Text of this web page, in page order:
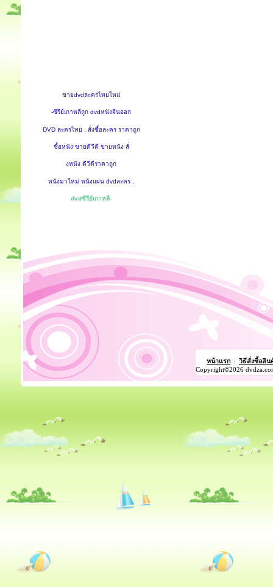
ขายdvdละครไทยใหม่
-ซีรีย์เกาหลีถูก dvdหนังจีนออก
DVD ละครไทย : สั่งซื้อละคร ราคาถูก
ซื้อหนัง ขายดีวีดี ขายหนัง สั่
งหนัง ดีวีดีราคาถูก
หนังมาใหม่ หนังแผ่น dvdละคร .
dvdซีรีย์เกาหลี-
หน้าแรก
วิธีสั่งซื้อสิน
Copyright©2026